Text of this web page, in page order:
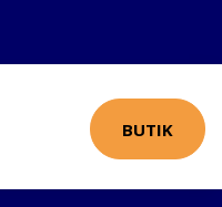
BUTIK